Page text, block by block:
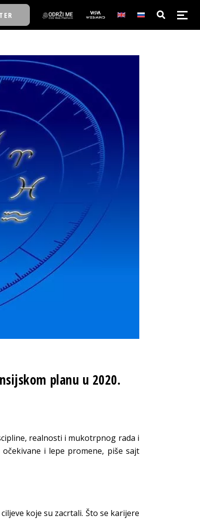
planu u 2020.
realnosti i mukotrpnog rada i
i lepe promene, piše sajt
koje su zacrtali. Što se karijere